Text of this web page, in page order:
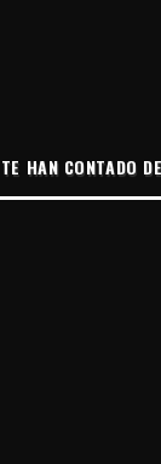
HAN CONTADO